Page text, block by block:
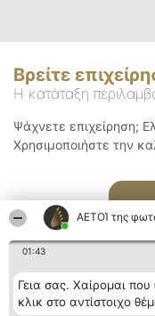
ΑΕΤΟΊ της
01:43
Γεια σας. Χαίρομαι
κλικ στο αντίστοιχο
Βρείτε
Η κατάταξη
Ψάχνετε επιχείρηση;
Χρησιμοποιήστε την